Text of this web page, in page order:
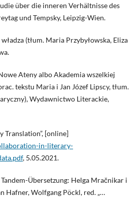
über die inneren Verhältnisse des
und Tempsky, Leipzig-Wien.
(tłum. Maria Przybyłowska, Eliza
Ateny albo Akademia wszelkiej
tekstu Maria i Jan Józef Lipscy, tłum.
Wydawnictwo Literackie,
Translation”, [online]
in-literary-
, 5.05.2021.
Tandem-Übersetzung: Helga Mračnikar i
Hafner, Wolfgang Pöckl, red. „…